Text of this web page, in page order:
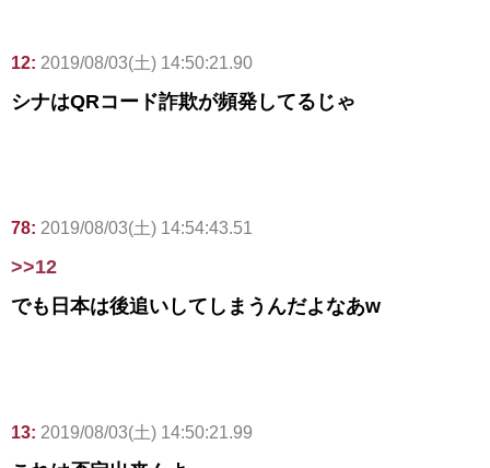
12: 2019/08/03(土) 14:50:21.90
シナはQRコード詐欺が頻発してるじゃ
78: 2019/08/03(土) 14:54:43.51
>>12
でも日本は後追いしてしまうんだよなあw
13: 2019/08/03(土) 14:50:21.99